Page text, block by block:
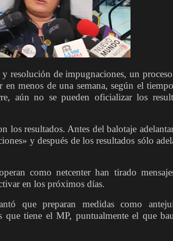
resolución de impugnaciones, un
en menos de una semana, según el
aún no se pueden oficializar los
los resultados. Antes del balotaje
y después de los resultados sólo
como netcenter han tirado
en los próximos días.
que preparan medidas como
que tiene el MP, puntualmente el que